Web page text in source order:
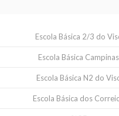
Escola Básica 2/3 do
Escola Básica Campinas
Escola Básica N2 do
Escola Básica dos